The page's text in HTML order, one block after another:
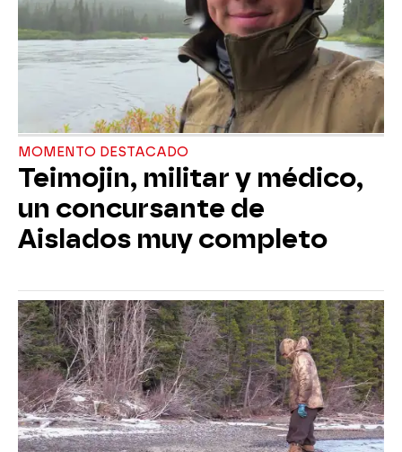
MOMENTO DESTACADO
Teimojin, militar y médico,
un concursante de
Aislados muy completo